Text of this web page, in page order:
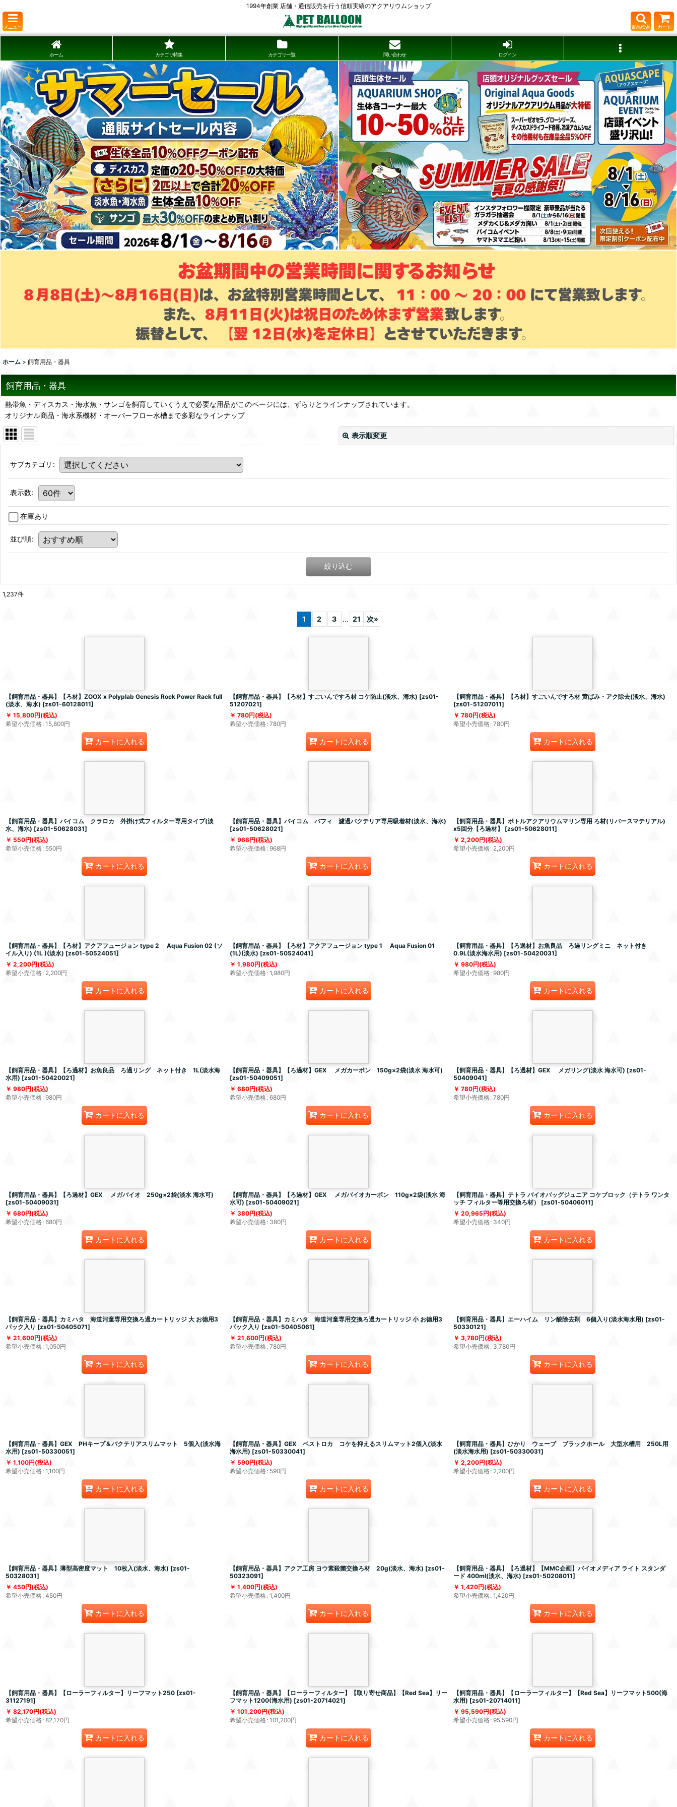
1994年創業 店舗・通信販売を行う信頼実績のアクアリウムショップ
メニュー 商品検索 カート
ホーム カテゴリ特集 カテゴリ一覧 問い合わせ ログイン
ホーム > 飼育用品・器具
飼育用品・器具
熱帯魚・ディスカス・海水魚・サンゴを飼育していくうえで必要な用品がこのページには、ずらりとラインナップされています。
オリジナル商品・海水系機材・オーバーフロー水槽まで多彩なラインナップ
表示順変更
サブカテゴリ :
表示数:
在庫あり
並び順:
絞り込む
1,237件
1 2 3 ... 21 次»
【飼育用品・器具】【ろ材】ZOOX x Polyplab Genesis Rock Power Rack full
(淡水、海水) [zs01-60128011]
15,800円(税込)
希望小売価格: 15,800円
カートに入れる
【飼育用品・器具】【ろ材】すごいんですろ材 コケ防止(淡水、海水) [zs01-
51207021]
780円(税込)
希望小売価格: 780円
カートに入れる
【飼育用品・器具】【ろ材】すごいんですろ材 黄ばみ・アク除去(淡水、海水)
[zs01-51207011]
780円(税込)
希望小売価格: 780円
カートに入れる
【飼育用品・器具】バイコム クラロカ 外掛け式フィルター専用タイプ(淡
水、海水) [zs01-50628031]
550円(税込)
希望小売価格: 550円
カートに入れる
【飼育用品・器具】バイコム バフィ 濾過バクテリア専用吸着材(淡水、海水)
[zs01-50628021]
968円(税込)
希望小売価格: 968円
カートに入れる
【飼育用品・器具】ボトルアクアリウムマリン専用 ろ材(リバースマテリアル)
x5回分【ろ過材】
[zs01-50628011]
2,200円(税込)
希望小売価格: 2,200円
カートに入れる
【飼育用品・器具】【ろ材】アクアフュージョン type 2 Aqua Fusion 02 (ソ
イル入り) (1L )(淡水) [zs01-50524051]
2,200円(税込)
希望小売価格: 2,200円
カートに入れる
【飼育用品・器具】【ろ材】アクアフュージョン type 1 Aqua Fusion 01
(1L)(淡水) [zs01-50524041]
1,980円(税込)
希望小売価格: 1,980円
カートに入れる
【飼育用品・器具】【ろ過材】お魚良品 ろ過リングミニ ネット付き
0.9L(淡水海水用) [zs01-50420031]
980円(税込)
希望小売価格: 980円
カートに入れる
【飼育用品・器具】【ろ過材】お魚良品 ろ過リング ネット付き 1L(淡水海
水用) [zs01-50420021]
980円(税込)
希望小売価格: 980円
カートに入れる
【飼育用品・器具】【ろ過材】GEX メガカーボン 150g×2袋(淡水 海水可)
[zs01-50409051]
680円(税込)
希望小売価格: 680円
カートに入れる
【飼育用品・器具】【ろ過材】GEX メガリング(淡水 海水可) [zs01-
50409041]
780円(税込)
希望小売価格: 780円
カートに入れる
【飼育用品・器具】【ろ過材】GEX メガバイオ 250g×2袋(淡水 海水可)
[zs01-50409031]
680円(税込)
希望小売価格: 680円
カートに入れる
【飼育用品・器具】【ろ過材】GEX メガバイオカーボン 110g×2袋(淡水 海
水可) [zs01-50409021]
380円(税込)
希望小売価格: 380円
カートに入れる
【飼育用品・器具】テトラ バイオバッグジュニア コケブロック（テトラ ワンタ
ッチ フィルター等用交換ろ材）
[zs01-50406011]
20,965円(税込)
希望小売価格: 340円
カートに入れる
【飼育用品・器具】カミハタ 海道河童専用交換ろ過カートリッジ 大 お徳用3
パック入り [zs01-50405071]
21,600円(税込)
希望小売価格: 1,050円
カートに入れる
【飼育用品・器具】カミハタ 海道河童専用交換ろ過カートリッジ 小 お徳用3
パック入り [zs01-50405061]
21,600円(税込)
希望小売価格: 780円
カートに入れる
【飼育用品・器具】エーハイム リン酸除去剤 6個入り(淡水海水用) [zs01-
50330121]
3,780円(税込)
希望小売価格: 3,780円
カートに入れる
【飼育用品・器具】GEX PHキープ＆バクテリアスリムマット 5個入(淡水海
水用) [zs01-50330051]
1,100円(税込)
希望小売価格: 1,100円
カートに入れる
【飼育用品・器具】GEX ベストロカ コケを抑えるスリムマット2個入(淡水
海水用) [zs01-50330041]
590円(税込)
希望小売価格: 590円
カートに入れる
【飼育用品・器具】ひかり ウェーブ ブラックホール 大型水槽用 250L用
(淡水海水用) [zs01-50330031]
2,200円(税込)
希望小売価格: 2,200円
カートに入れる
【飼育用品・器具】薄型高密度マット 10枚入(淡水、海水) [zs01-
50328031]
450円(税込)
希望小売価格: 450円
カートに入れる
【飼育用品・器具】アクア工房 ヨウ素殺菌交換ろ材 20g(淡水、海水) [zs01-
50323091]
1,400円(税込)
希望小売価格: 1,400円
カートに入れる
【飼育用品・器具】【ろ過材】【MMC企画】バイオメディア ライト スタンダ
ード 400ml(淡水、海水) [zs01-50208011]
1,420円(税込)
希望小売価格: 1,420円
カートに入れる
【飼育用品・器具】【ローラーフィルター】リーフマット250 [zs01-
31127191]
82,170円(税込)
希望小売価格: 82,170円
カートに入れる
【飼育用品・器具】【ローラーフィルター】【取り寄せ商品】【Red Sea】リー
フマット1200(海水用) [zs01-20714021]
101,200円(税込)
希望小売価格: 101,200円
カートに入れる
【飼育用品・器具】【ローラーフィルター】【Red Sea】リーフマット500(海
水用) [zs01-20714011]
95,590円(税込)
希望小売価格: 95,590円
カートに入れる